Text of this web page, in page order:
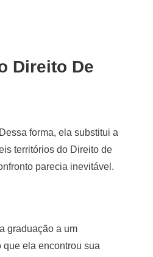
Direito De
forma, ela substitui a
territórios do Direito de
parecia inevitável.
graduação a um
ela encontrou sua